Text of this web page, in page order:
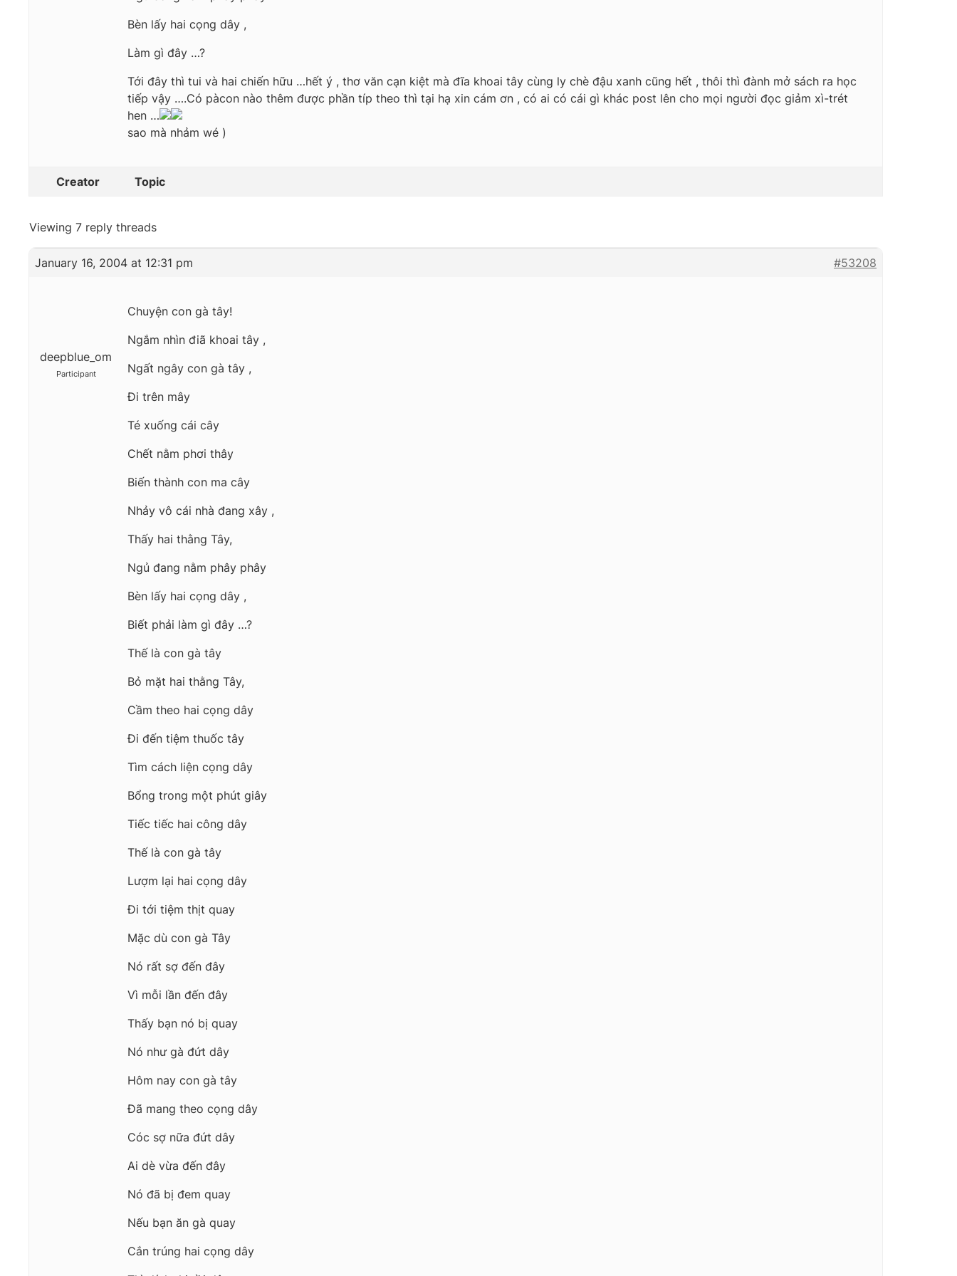
Bèn lấy hai cọng dây ,
Làm gì đây …?
Tới đây thì tui và hai chiến hữu …hết ý , thơ văn cạn kiệt mà đĩa khoai tây cùng ly chè đậu xanh cũng hết , thôi thì đành mở sách ra học
tiếp vậy ….Có pàcon nào thêm được phần típ theo thì tại hạ xin cám ơn , có ai có cái gì khác post lên cho mọi người đọc giảm xì-trét
hen …
sao mà nhảm wé )
Creator Topic
Viewing 7 reply threads
January 16, 2004 at 12:31 pm #53208
deepblue_om
Participant
Chuyện con gà tây!
Ngắm nhìn điã khoai tây ,
Ngất ngây con gà tây ,
Đi trên mây
Té xuống cái cây
Chết nằm phơi thây
Biến thành con ma cây
Nhảy vô cái nhà đang xây ,
Thấy hai thằng Tây,
Ngủ đang nằm phây phây
Bèn lấy hai cọng dây ,
Biết phải làm gì đây …?
Thế là con gà tây
Bỏ mặt hai thằng Tây,
Cầm theo hai cọng dây
Đi đến tiệm thuốc tây
Tìm cách liện cọng dây
Bổng trong một phút giây
Tiếc tiếc hai công dây
Thế là con gà tây
Lượm lại hai cọng dây
Đi tới tiệm thịt quay
Mặc dù con gà Tây
Nó rất sợ đến đây
Vì mỗi lần đến đây
Thấy bạn nó bị quay
Nó như gà đứt dây
Hôm nay con gà tây
Đã mang theo cọng dây
Cóc sợ nữa đứt dây
Ai dè vừa đến đây
Nó đã bị đem quay
Nếu bạn ăn gà quay
Cắn trúng hai cọng dây